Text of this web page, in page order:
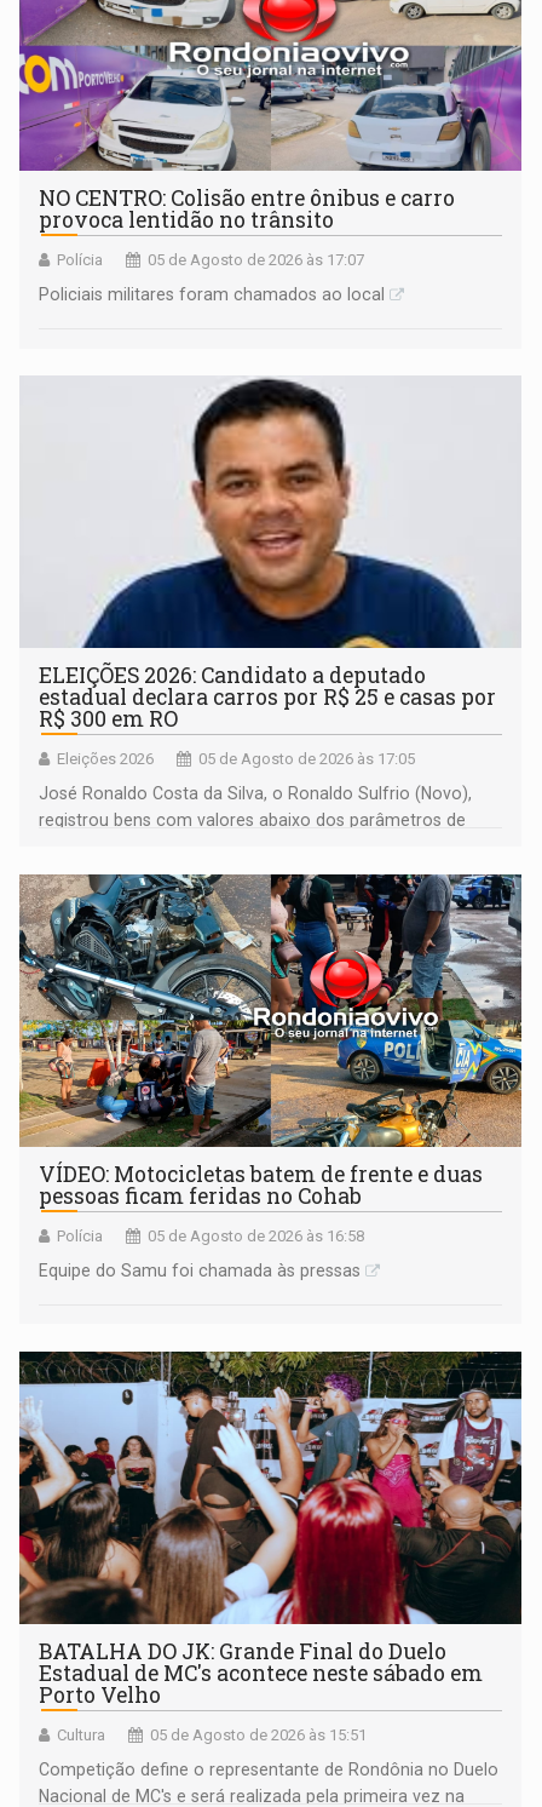
NO CENTRO: Colisão entre ônibus e carro
provoca lentidão no trânsito
Polícia 05 de Agosto de 2026 às 17:07
Policiais militares foram chamados ao local
ELEIÇÕES 2026: Candidato a deputado
estadual declara carros por R$ 25 e casas por
R$ 300 em RO
Eleições 2026 05 de Agosto de 2026 às 17:05
José Ronaldo Costa da Silva, o Ronaldo Sulfrio (Novo),
registrou bens com valores abaixo dos parâmetros de
milhões
VÍDEO: Motocicletas batem de frente e duas
pessoas ficam feridas no Cohab
Polícia 05 de Agosto de 2026 às 16:58
Equipe do Samu foi chamada às pressas
BATALHA DO JK: Grande Final do Duelo
Estadual de MC's acontece neste sábado em
Porto Velho
Cultura 05 de Agosto de 2026 às 15:51
Competição define o representante de Rondônia no Duelo
Nacional de MC's e será realizada pela primeira vez na